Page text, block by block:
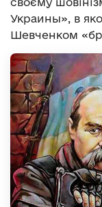
Украины», в
Шевченком